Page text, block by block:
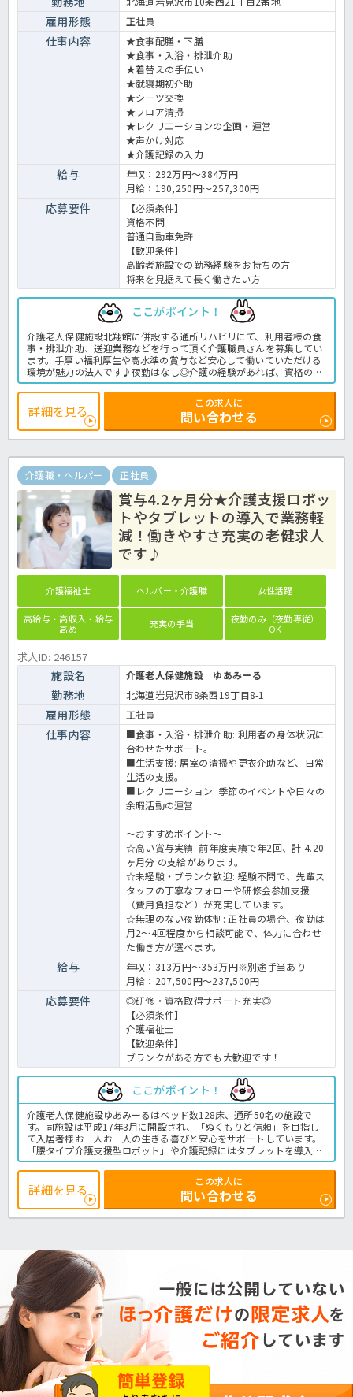
雇用形態 正社員
仕事内容
★食事配膳・下膳
★食事・入浴・排泄介助
★着替えの手伝い
★就寝期初介助
★シーツ交換
★フロア清掃
★レクリエーションの企画・運営
★声かけ対応
★介護記録の入力
給与
年収：292万円～384万円
月給：190,250円～257,300円
応募要件
【必須条件】
資格不問
普通自動車免許
【歓迎条件】
高齢者施設での勤務経験をお持ちの方
将来を見据えて長く働きたい方
ここがポイント！
介護老人保健施設北翔館に併設する通所リハビリにて、利用者様の食
事・排泄介助、送迎業務などを行って頂く介護職員さんを募集してい
ます。手厚い福利厚生や高水準の賞与など安心して働いていただける
環境が魅力の法人です♪夜勤はなし◎介護の経験があれば、資格の有
無は問いません！医療法人母体の施設で安定した働き方をしません
か？ご興味のある方はお気軽にほっ介護までお問い合わせ下さい。デ
イサービスでの介護業務全般です。
＜介護職 正職員 デイサービスの求人＞
詳細を見る
この求人に
問い合わせる
介護職・ヘルパー 正社員
賞与4.2ヶ月分★介護支援ロボッ
トやタブレットの導入で業務軽
減！働きやすさ充実の老健求人
です♪
介護福祉士 ヘルパー・介護職 女性活躍
高給与・高収入・給与
高め
充実の手当
夜勤のみ（夜勤専従）
OK
求人ID: 246157
施設名 介護老人保健施設 ゆあみーる
勤務地 北海道岩見沢市8条西19丁目8-1
雇用形態 正社員
仕事内容
■食事・入浴・排泄介助: 利用者の身体状況に
合わせたサポート。
■生活支援: 居室の清掃や更衣介助など、日常
生活の支援。
■レクリエーション: 季節のイベントや日々の
余暇活動の運営
～おすすめポイント～
☆高い賞与実績: 前年度実績で年2回、計 4.20
ヶ月分 の支給があります。
☆未経験・ブランク歓迎: 経験不問で、先輩ス
タッフの丁寧なフォローや研修会参加支援
（費用負担など）が充実しています。
☆無理のない夜勤体制: 正社員の場合、夜勤は
月2〜4回程度から相談可能で、体力に合わせ
た働き方が選べます。
給与
年収：313万円～353万円※別途手当あり
月給：207,500円～237,500円
応募要件
◎研修・資格取得サポート充実◎
【必須条件】
介護福祉士
【歓迎条件】
ブランクがある方でも大歓迎です！
ここがポイント！
介護老人保健施設ゆあみーるはベッド数128床、通所50名の施設で
す。同施設は平成17年3月に開設され、「ぬくもりと信頼」を目指し
て入居者様お一人お一人の生きる喜びと安心をサポートしています。
「腰タイプ介護支援型ロボット」や介護記録にはタブレットを導入す
るなど職員の業務軽減にも力を入れている法人です。福利厚生として
クラブへの加入もありレジャーやグルメなど多彩なコンテンツを利用
することができますよ。またスキルアップの支援として研修費の各種
補助もあり♪働きやすさ充実の老健です。まずはお気軽にほっ介護ま
でお問い合わせください！老健での介護業務全般です。＜介護職 正
職員 老健の求人＞
詳細を見る
この求人に
問い合わせる